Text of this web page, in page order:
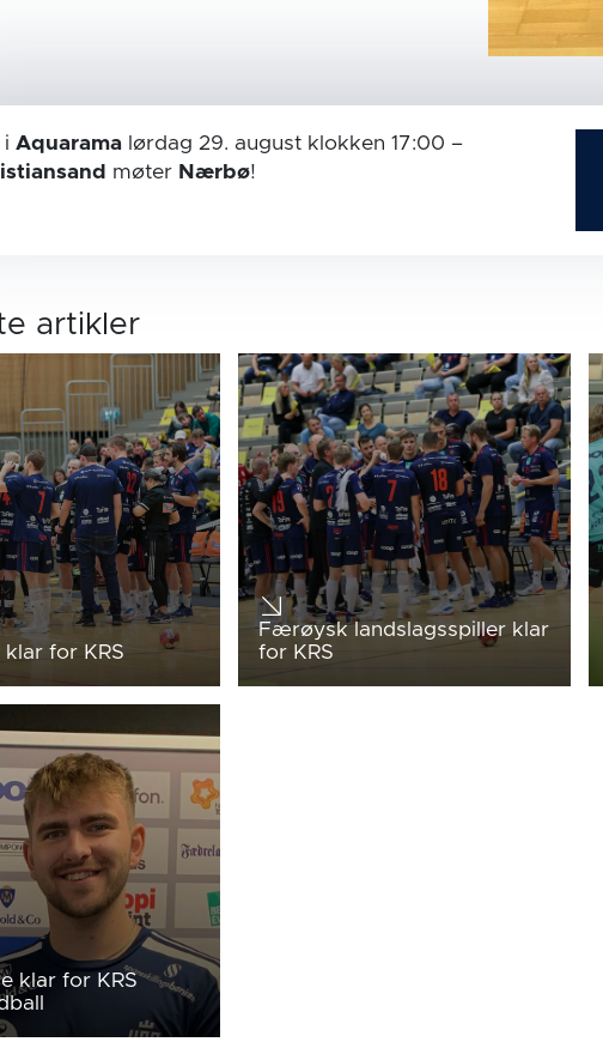
i Aquaramalørdag 29. august klokken 17:00 –
møter Nærbø!
artikler
klar for KRS
Færøysk landslagsspiller klar
for KRS
klar for KRS